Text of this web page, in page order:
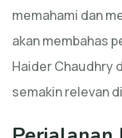
memahami dan
akan membahas
Haider Chaudhry
semakin relevan